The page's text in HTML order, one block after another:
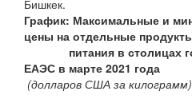
Бишкек.
График: Максимальные и
цены на отдельные
питания в столицах
ЕАЭС в марте 2021 года
(долларов США за килограмм)